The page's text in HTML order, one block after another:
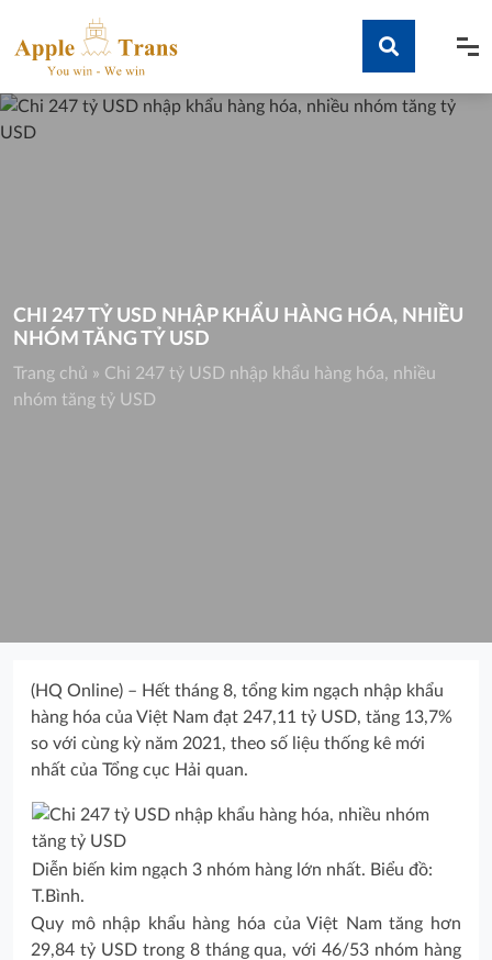
content
Tìm kiếm
CHI 247 TỶ USD NHẬP KHẨU HÀNG HÓA, NHIỀU
NHÓM TĂNG TỶ USD
Trang chủ » Chi 247 tỷ USD nhập khẩu hàng hóa, nhiều
nhóm tăng tỷ USD
(HQ Online) – Hết tháng 8, tổng kim ngạch nhập khẩu
hàng hóa của Việt Nam đạt 247,11 tỷ USD, tăng 13,7%
so với cùng kỳ năm 2021, theo số liệu thống kê mới
nhất của Tổng cục Hải quan.
Diễn biến kim ngạch 3 nhóm hàng lớn nhất. Biểu đồ:
T.Bình.
Quy mô nhập khẩu hàng hóa của Việt Nam tăng hơn
29,84 tỷ USD trong 8 tháng qua, với 46/53 nhóm hàng